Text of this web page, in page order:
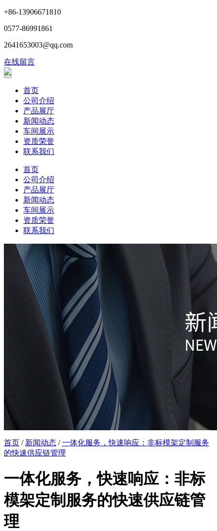
+86-13906671810
0577-86991861
2641653003@qq.com
在线留言
首页
公司介绍
产品展厅
新闻动态
车间展示
资质荣誉
联系我们
首页
公司介绍
产品展厅
新闻动态
车间展示
资质荣誉
联系我们
首页 / 新闻动态 /一体化服务，快速响应：非标模架定制服务
的快速供应链管理
一体化服务，快速响应：非标
模架定制服务的快速供应链管
理